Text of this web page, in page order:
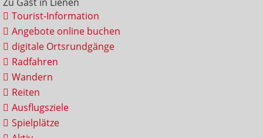
Tourist-Information
Angebote online buchen
digitale Ortsrundgänge
Radfahren
Wandern
Reiten
Ausflugsziele
Spielplätze